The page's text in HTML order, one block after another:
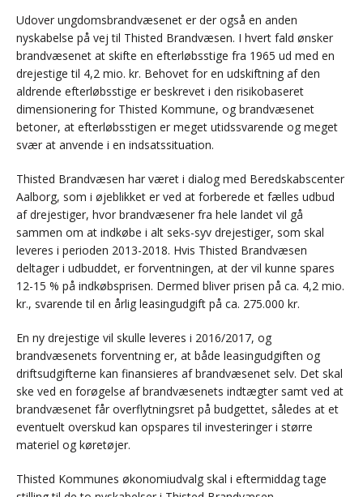
Udover ungdomsbrandvæsenet er der også en anden
nyskabelse på vej til Thisted Brandvæsen. I hvert fald ønsker
brandvæsenet at skifte en efterløbsstige fra 1965 ud med en
drejestige til 4,2 mio. kr. Behovet for en udskiftning af den
aldrende efterløbsstige er beskrevet i den risikobaseret
dimensionering for Thisted Kommune, og brandvæsenet
betoner, at efterløbsstigen er meget utidssvarende og meget
svær at anvende i en indsatssituation.
Thisted Brandvæsen har været i dialog med Beredskabscenter
Aalborg, som i øjeblikket er ved at forberede et fælles udbud
af drejestiger, hvor brandvæsener fra hele landet vil gå
sammen om at indkøbe i alt seks-syv drejestiger, som skal
leveres i perioden 2013-2018. Hvis Thisted Brandvæsen
deltager i udbuddet, er forventningen, at der vil kunne spares
12-15 % på indkøbsprisen. Dermed bliver prisen på ca. 4,2 mio.
kr., svarende til en årlig leasingudgift på ca. 275.000 kr.
En ny drejestige vil skulle leveres i 2016/2017, og
brandvæsenets forventning er, at både leasingudgiften og
driftsudgifterne kan finansieres af brandvæsenet selv. Det skal
ske ved en forøgelse af brandvæsenets indtægter samt ved at
brandvæsenet får overflytningsret på budgettet, således at et
eventuelt overskud kan opspares til investeringer i større
materiel og køretøjer.
Thisted Kommunes økonomiudvalg skal i eftermiddag tage